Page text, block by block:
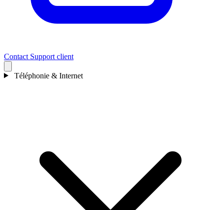
Contact Support client
Téléphonie & Internet